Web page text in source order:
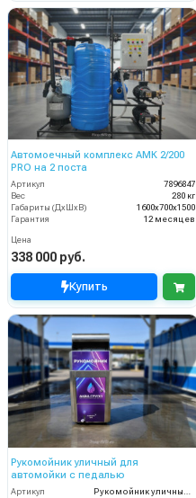
Автомоечный комплекс АМК 2/200
PRO на 2 поста
Артикул
7896847
Вес
280 кг
Габариты (ДхШхВ)
1600х700х1500
Гарантия
12 месяцев
Цена
338 000 руб.
Купить
Рукомойник уличный для
автомойки с педалью
Артикул Рукомойник уличный для автомойки с педалью